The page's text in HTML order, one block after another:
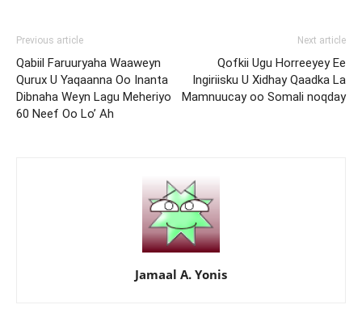
Previous article
Qabiil Faruuryaha Waaweyn
Qurux U Yaqaanna Oo Inanta
Dibnaha Weyn Lagu Meheriyo
60 Neef Oo Lo’ Ah
Next article
Qofkii Ugu Horreeyey Ee
Ingiriisku U Xidhay Qaadka La
Mamnuucay oo Somali noqday
Jamaal A. Yonis